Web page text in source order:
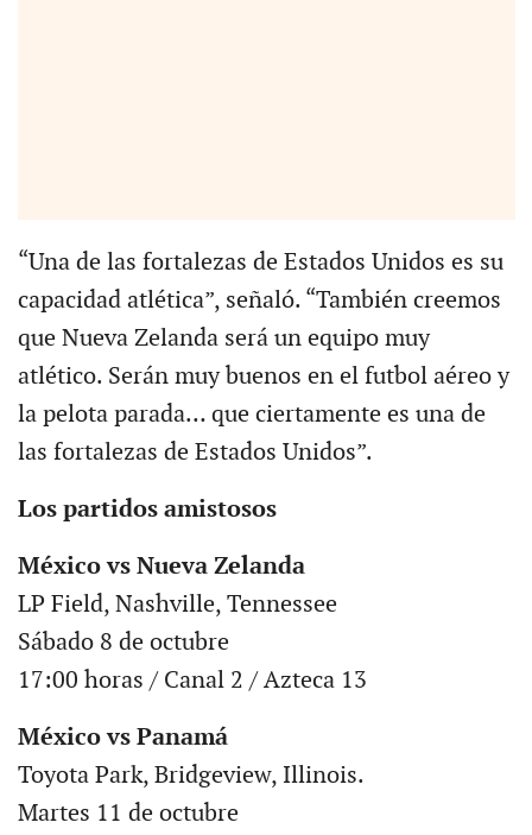
“Una de las fortalezas de Estados Unidos es su
capacidad atlética”, señaló. “También creemos
que Nueva Zelanda será un equipo muy
atlético. Serán muy buenos en el futbol aéreo y
la pelota parada… que ciertamente es una de
las fortalezas de Estados Unidos”.
Los partidos amistosos
México vs Nueva Zelanda
LP Field, Nashville, Tennessee
Sábado 8 de octubre
17:00 horas / Canal 2 / Azteca 13
México vs Panamá
Toyota Park, Bridgeview, Illinois.
Martes 11 de octubre